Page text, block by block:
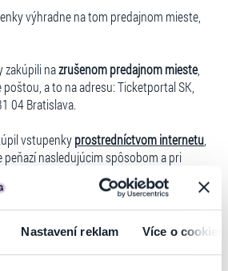
Nastavení reklam Více o cookies
výhradne na tom predajnom mieste,
zakúpili nazrušenom predajnom mieste,
a to na adresu: Ticketportal SK,
04 Bratislava.
vstupenkyprostredníctvom internetu,
peňazí nasledujúcim spôsobom a pri
žiadosti o refundáciu:O najrýchlejšie
požiadať prostredníctvom